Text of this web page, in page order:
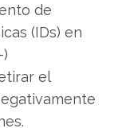
de
(IDs) en
el
del
El
valida su
Sin
negativo,